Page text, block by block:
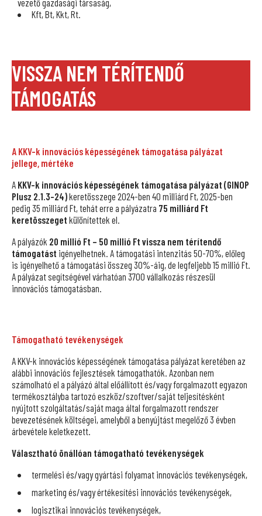
Kft, Bt, Kkt, Rt.
VISSZA NEM TÉRÍTENDŐ
TÁMOGATÁS
A KKV-k innovációs képességének támogatása pályázat
jellege, mértéke
A KKV-k innovációs képességének támogatása pályázat (GINOP
Plusz 2.1.3-24)keretösszege 2024-ben 40 milliárd Ft, 2025-ben
pedig 35 milliárd Ft, tehát erre a pályázatra 75 milliárd Ft
keretösszeget különítettek el.
A pályázók 20 millió Ft – 50 millió Ft vissza nem térítendő
támogatást igényelhetnek. A támogatási intenzitás 50-70%, előleg
is igényelhető a támogatási összeg 30%-áig, de legfeljebb 15 millió Ft.
A pályázat segítségével várhatóan 3700 vállalkozás részesül
innovációs támogatásban.
Támogatható tevékenységek
A KKV-k innovációs képességének támogatása pályázat keretében az
alábbi innovációs fejlesztések támogathatók. Azonban nem
számolható el a pályázó által előállított és/vagy forgalmazott egyazon
termékosztályba tartozó eszköz/szoftver/saját teljesítésként
nyújtott szolgáltatás/saját maga által forgalmazott rendszer
bevezetésének költségei, amelyből a benyújtást megelőző 3 évben
árbevétele keletkezett.
Választható önállóan támogatható tevékenységek
termelési és/vagy gyártási folyamat innovációs tevékenységek,
marketing és/vagy értékesítési innovációs tevékenységek,
logisztikai innovációs tevékenységek,